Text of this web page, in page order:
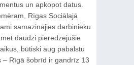
un apkopot datus.
Rīgas Sociālajā
samazinājies darbinieku
daudzi pieredzējušie
būtiski aug pabalstu
– Rīgā šobrīd ir gandrīz 13